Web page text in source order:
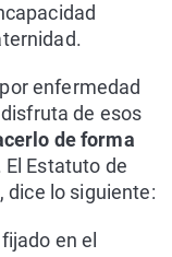
enfermedad
de esos
de forma
El Estatuto de
dice lo siguiente:
en el